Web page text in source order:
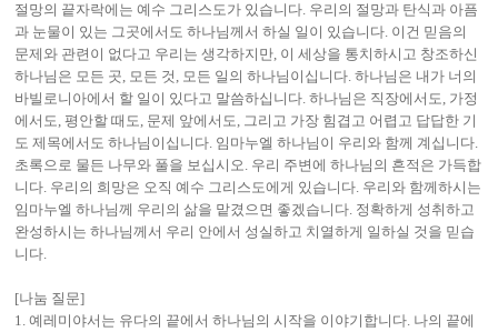
절망의 끝자락에는 예수 그리스도가 있습니다. 우리의 절망과 탄식과 아픔
과 눈물이 있는 그곳에서도 하나님께서 하실 일이 있습니다. 이건 믿음의
문제와 관련이 없다고 우리는 생각하지만, 이 세상을 통치하시고 창조하신
하나님은 모든 곳, 모든 것, 모든 일의 하나님이십니다. 하나님은 내가 너의
바빌로니아에서 할 일이 있다고 말씀하십니다. 하나님은 직장에서도, 가정
에서도, 평안할 때도, 문제 앞에서도, 그리고 가장 힘겹고 어렵고 답답한 기
도 제목에서도 하나님이십니다. 임마누엘 하나님이 우리와 함께 계십니다.
초록으로 물든 나무와 풀을 보십시오. 우리 주변에 하나님의 흔적은 가득합
니다. 우리의 희망은 오직 예수 그리스도에게 있습니다. 우리와 함께하시는
임마누엘 하나님께 우리의 삶을 맡겼으면 좋겠습니다. 정확하게 성취하고
완성하시는 하나님께서 우리 안에서 성실하고 치열하게 일하실 것을 믿습
니다.
[나눔 질문]
1. 예레미야서는 유다의 끝에서 하나님의 시작을 이야기합니다. 나의 끝에